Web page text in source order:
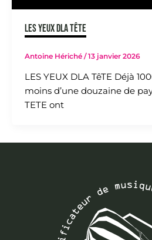
LES YEUX DLA TêTE
Antoine Hériché /13 janvier 2026
LES YEUX DLA TêTE Déjà
moins d’une douzaine de
TETE ont